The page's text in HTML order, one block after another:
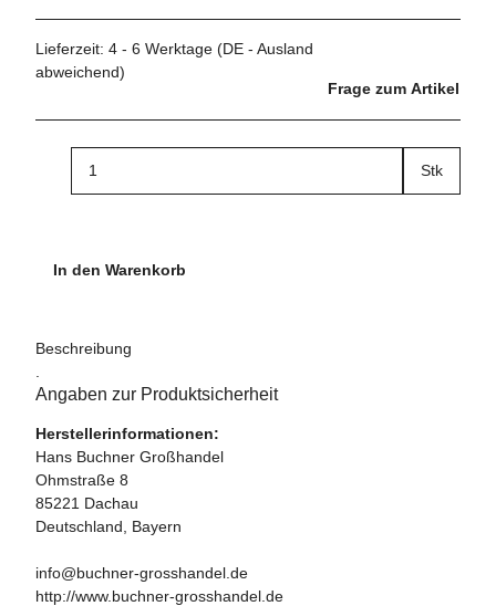
Lieferzeit: 4 - 6 Werktage (DE - Ausland
abweichend)
Frage zum Artikel
Stk
In den Warenkorb
Beschreibung
Angaben zur Produktsicherheit
Herstellerinformationen:
Hans Buchner Großhandel
Ohmstraße 8
85221 Dachau
Deutschland, Bayern
info@buchner-grosshandel.de
http://www.buchner-grosshandel.de